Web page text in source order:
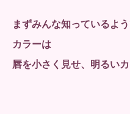
まずみんな知っているよ
カラーは
唇を小さく見せ、明るい